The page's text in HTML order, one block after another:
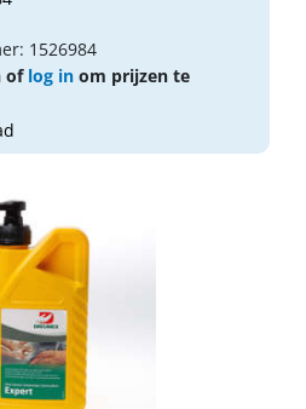
1526984
of log in om prijzen te